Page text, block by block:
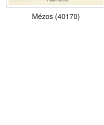
Mézos (40170)